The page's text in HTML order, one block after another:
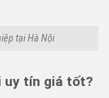
tại Hà Nội
uy tín giá tốt?